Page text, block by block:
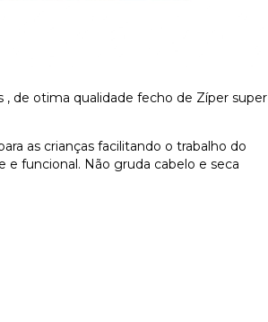
, de otima qualidade fecho de Zíper super
as crianças facilitando o trabalho do
funcional. Não gruda cabelo e seca